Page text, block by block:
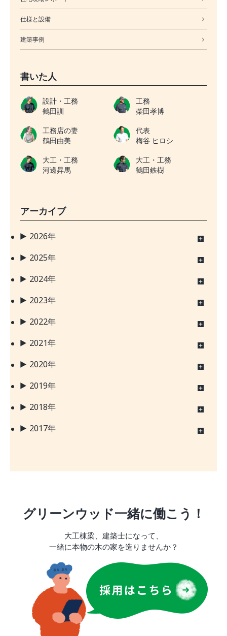
仕様と設備
建築事例
書いた人
設計・工務
鶴田訓
工務
柴田孝博
工務店の妻
鶴田由美
代表
梅谷 ヒロシ
大工・工務
河邊昇馬
大工・工務
鶴田鉄樹
アーカイブ
2026年
2025年
2024年
2023年
2022年
2021年
2020年
2019年
2018年
2017年
グリーンウッド一緒に働こう！
大工棟梁、建築士になって、
一緒に本物の木の家を造りませんか？